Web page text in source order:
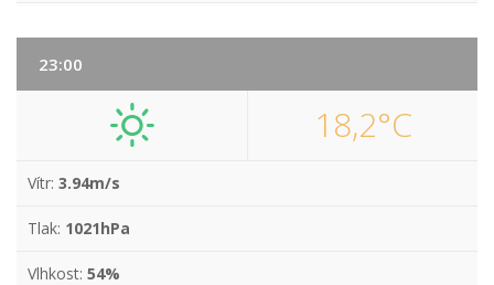
23:00
18,2°C
Vítr: 3.94m/s
Tlak: 1021hPa
Vlhkost: 54%